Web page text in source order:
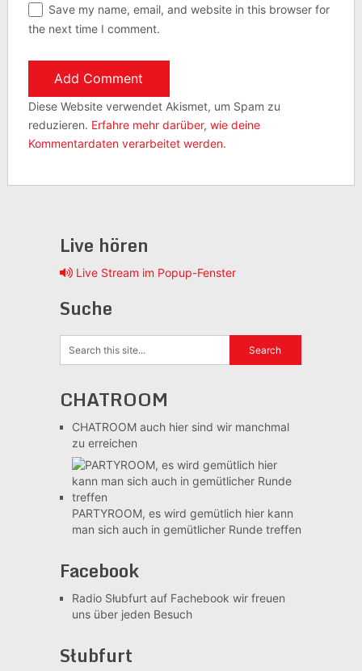
Save my name, email, and website in this browser for
the next time I comment.
Diese Website verwendet Akismet, um Spam zu
reduzieren. Erfahre mehr darüber, wie deine
Kommentardaten verarbeitet werden.
Live hören
Live Stream im Popup-Fenster
Suche
CHATROOM
CHATROOMauch hier sind wir manchmal
zu erreichen
PARTYROOM, es wird gemütlichhier kann
man sich auch in gemütlicher Runde treffen
Facebook
Radio Słubfurt auf Fachebook wir freuen
uns über jeden Besuch
Słubfurt